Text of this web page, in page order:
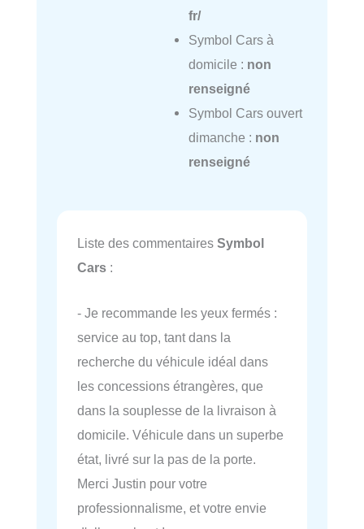
fr/
Symbol Cars à
domicile : non
renseigné
Symbol Cars ouvert
dimanche : non
renseigné
Liste des commentaires Symbol
Cars :
- Je recommande les yeux fermés :
service au top, tant dans la
recherche du véhicule idéal dans
les concessions étrangères, que
dans la souplesse de la livraison à
domicile. Véhicule dans un superbe
état, livré sur la pas de la porte.
Merci Justin pour votre
professionnalisme, et votre envie